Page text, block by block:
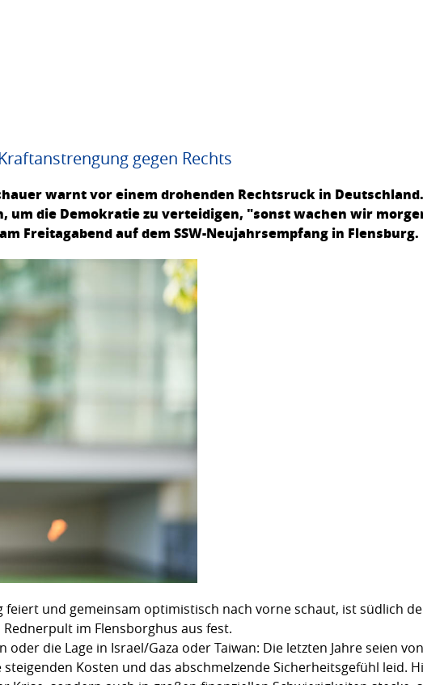
gegen Rechts
warnt vor einem drohenden Rechtsruck in
um die Demokratie zu verteidigen, "sonst wachen wir
Freitagabend auf dem SSW-Neujahrsempfang in Flensburg.
und gemeinsam optimistisch nach vorne schaut, ist südlich
im Flensborghus aus fest.
die Lage in Israel/Gaza oder Taiwan: Die letzten Jahre seien
Kosten und das abschmelzende Sicherheitsgefühl leid.